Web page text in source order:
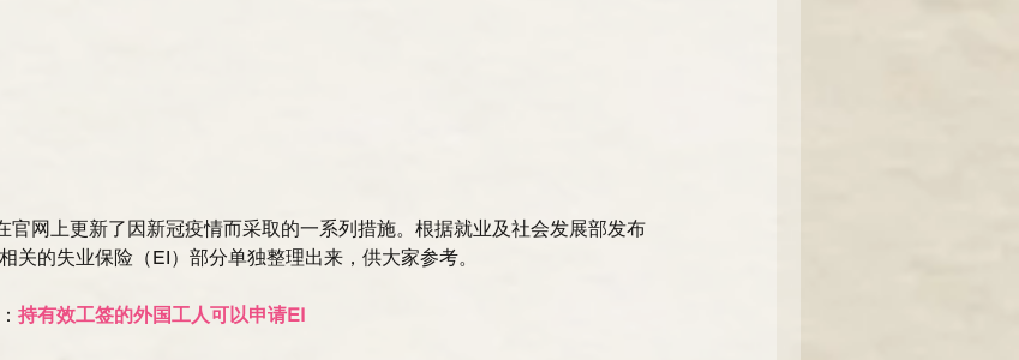
官网上更新了因新冠疫情而采取的一系列措施。根据就业及社会发展部发布
关的失业保险（EI）部分单独整理出来，供大家参考。
持有效工签的外国工人可以申请EI